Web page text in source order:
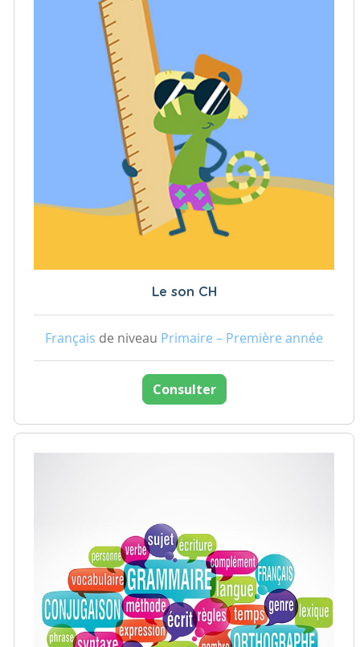
Le son CH
Français de niveau Primaire – Première année
Consulter